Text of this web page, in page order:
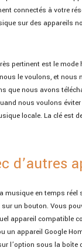
connectés à votre
sur des appareils
pertinent est le mode
le voulons, et nous
que nous avons
nous voulons
locale. La clé est
d’autres
musique en temps réel
un bouton. Vous
appareil compatible
un appareil Google
l’option sous la boîte